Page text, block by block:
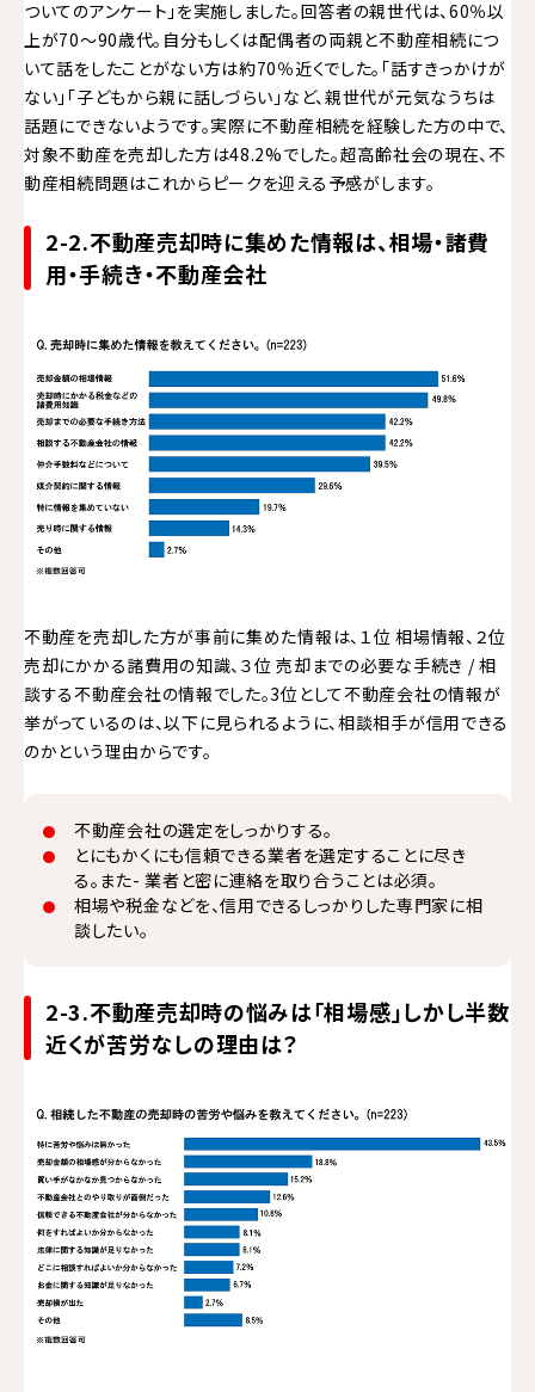
ついてのアンケート」を実施しました。回答者の親世代は、60％以
上が70〜90歳代。自分もしくは配偶者の両親と不動産相続につ
いて話をしたことがない方は約70％近くでした。「話すきっかけが
ない」「子どもから親に話しづらい」など、親世代が元気なうちは
話題にできないようです。実際に不動産相続を経験した方の中で、
対象不動産を売却した方は48.2%でした。超高齢社会の現在、不
動産相続問題はこれからピークを迎える予感がします。
2-2.不動産売却時に集めた情報は、相場・諸費
用・手続き・不動産会社
不動産を売却した方が事前に集めた情報は、１位 相場情報、２位
売却にかかる諸費用の知識、３位 売却までの必要な手続き / 相
談する不動産会社の情報でした。3位として不動産会社の情報が
挙がっているのは、以下に見られるように、相談相手が信用できる
のかという理由からです。
不動産会社の選定をしっかりする。
とにもかくにも信頼できる業者を選定することに尽き
る。また- 業者と密に連絡を取り合うことは必須。
相場や税金などを、信用できるしっかりした専門家に相
談したい。
2-3.不動産売却時の悩みは「相場感」しかし半数
近くが苦労なしの理由は？